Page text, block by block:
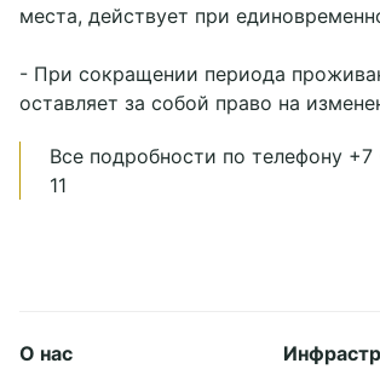
места, действует при
- При сокращении периода
оставляет за собой право на
Все подробности по телефону
11
О нас